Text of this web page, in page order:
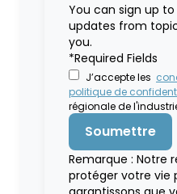
You can sign up
updates from
you.
*Required Fields
J’accepte les
politique de
régionale de
Remarque : Notre
protéger votre vie